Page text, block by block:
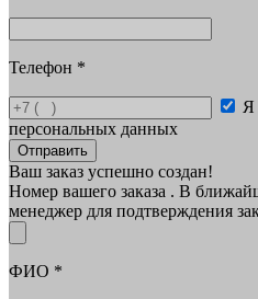
Телефон *
Я
персональных данных
Отправить
Ваш заказ успешно создан!
Номер вашего заказа . В
менеджер для подтверждения
ФИО *